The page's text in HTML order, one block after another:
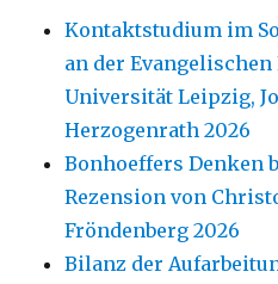
Kontaktstudium im
an der
Universität Leipzig,
Herzogenrath 2026
Bonhoeffers Denken
Rezension von
Fröndenberg 2026
Bilanz der